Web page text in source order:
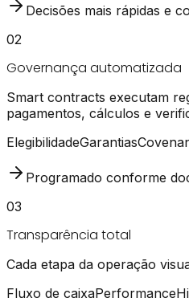
Decisões mais rápidas e
02
Governança automatizada
Smart contracts executam
pagamentos, cálculos e
ElegibilidadeGarantias
Programado conforme
03
Transparência total
Cada etapa da operação
Fluxo de caixaPerformance